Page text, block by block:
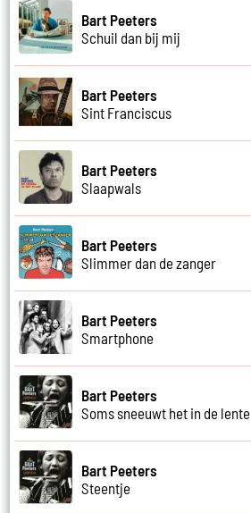
Bart Peeters
Schuil dan bij mij
Bart Peeters
Sint Franciscus
Bart Peeters
Slaapwals
Bart Peeters
Slimmer dan de zanger
Bart Peeters
Smartphone
Bart Peeters
Soms sneeuwt het in de lente
Bart Peeters
Steentje